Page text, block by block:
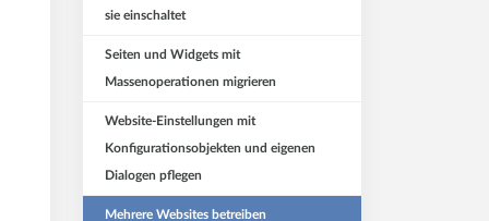
sie einschaltet
Seiten und Widgets mit
Massenoperationen migrieren
Website-Einstellungen mit
Konfigurationsobjekten und eigenen
Dialogen pflegen
Mehrere Websites betreiben